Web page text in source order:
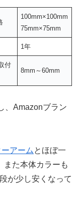
100mm×100mm
75mm×75mm
1年
付
8mm～60mm
、Amazonブラン
アーム とほぼ一
また本体カラーも
が少し安くなって